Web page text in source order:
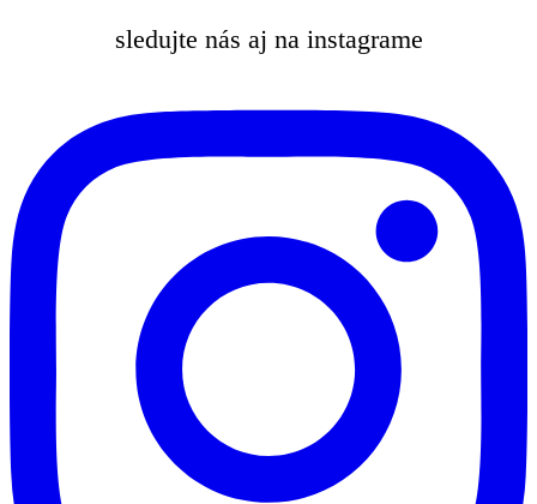
sledujte nás aj na instagrame